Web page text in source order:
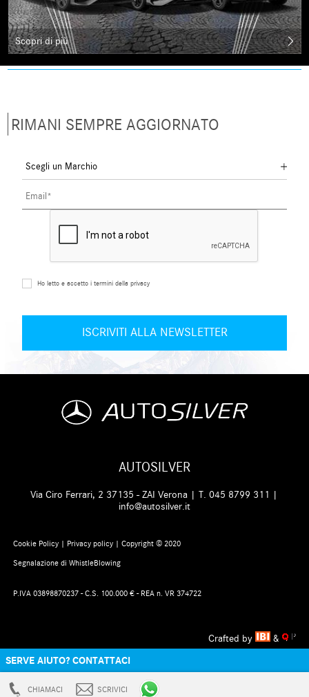
SERVE AIUTO? CONTATTACI
CHIAMACI SCRIVICI
Scopri di più
RIMANI SEMPRE AGGIORNATO
Ho letto e accetto i termini della privacy
AUTOSILVER
Via Ciro Ferrari, 2 37135 - ZAI Verona | T.045 8799 311 |
info@autosilver.it
Cookie Policy | Privacy policy| Copyright © 2020
Segnalazione di WhistleBlowing
P.IVA 03898870237 - C.S. 100.000 € - REA n. VR 374722
Crafted by &